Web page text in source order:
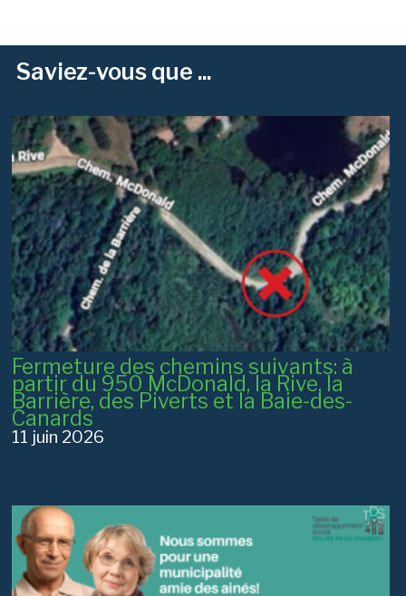
Saviez-vous que ...
Fermeture des chemins suivants: à
partir du 950 McDonald, la Rive, la
Barrière, des Piverts et la Baie-des-
Canards
11 juin 2026